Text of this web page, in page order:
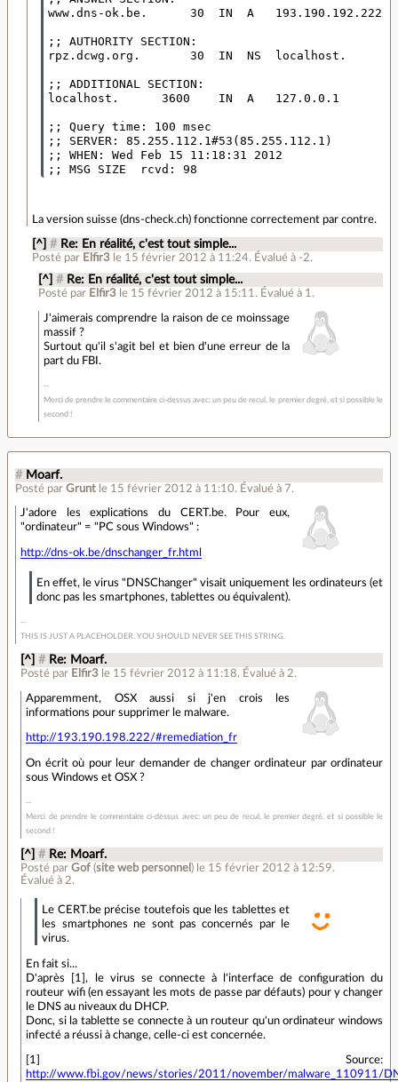
www.dns-ok.be.      30  IN  A   193.190.192.222
;; AUTHORITY SECTION:
rpz.dcwg.org.       30  IN  NS  localhost.
;; ADDITIONAL SECTION:
localhost.      3600    IN  A   127.0.0.1
;; Query time: 100 msec
;; SERVER: 85.255.112.1#53(85.255.112.1)
;; WHEN: Wed Feb 15 11:18:31 2012
La version suisse (dns-check.ch) fonctionne correctement par contre.
[^] # Re: En réalité, c'est tout simple...
Posté par Elfir3 le 15 février 2012 à 11:24. Évalué à -2.
[^] # Re: En réalité, c'est tout simple...
Posté par Elfir3 le 15 février 2012 à 15:11 . Évalué à 1 .
J'aimerais comprendre la raison de ce moinssage
massif ?
Surtout qu'il s'agit bel et bien d'une erreur de la
part du FBI.
Merci de prendre le commentaire ci-dessus avec: un peu de recul, le premier degré, et si possible le
second !
# Moarf.
Posté par Grunt le 15 février 2012 à 11:10. Évalué à 7.
J'adore les explications du CERT.be. Pour eux,
"ordinateur" = "PC sous Windows" :
http://dns-ok.be/dnschanger_fr.html
En effet, le virus "DNSChanger" visait uniquement les ordinateurs (et
donc pas les smartphones, tablettes ou équivalent).
THIS IS JUST A PLACEHOLDER. YOU SHOULD NEVER SEE THIS STRING.
[^] # Re: Moarf.
Posté par Elfir3 le 15 février 2012 à 11:18. Évalué à 2.
Apparemment, OSX aussi si j'en crois les
informations pour supprimer le malware.
http://193.190.198.222/#remediation_fr
On écrit où pour leur demander de changer ordinateur par ordinateur
sous Windows et OSX ?
Merci de prendre le commentaire ci-dessus avec: un peu de recul, le premier degré, et si possible le
second !
[^] # Re: Moarf.
Posté parGof (site web personnel ) le 15 février 2012 à 12:59.
Évalué à 2.
Le CERT.be précise toutefois que les tablettes et
les smartphones ne sont pas concernés par le
virus.
En fait si...
D'après [1], le virus se connecte à l'interface de configuration du
routeur wifi (en essayant les mots de passe par défauts) pour y changer
le DNS au niveaux du DHCP.
Donc, si la tablette se connecte à un routeur qu'un ordinateur windows
infecté a réussi à change, celle-ci est concernée.
[1] Source:
http://www.fbi.gov/news/stories/2011/november/malware_110911/